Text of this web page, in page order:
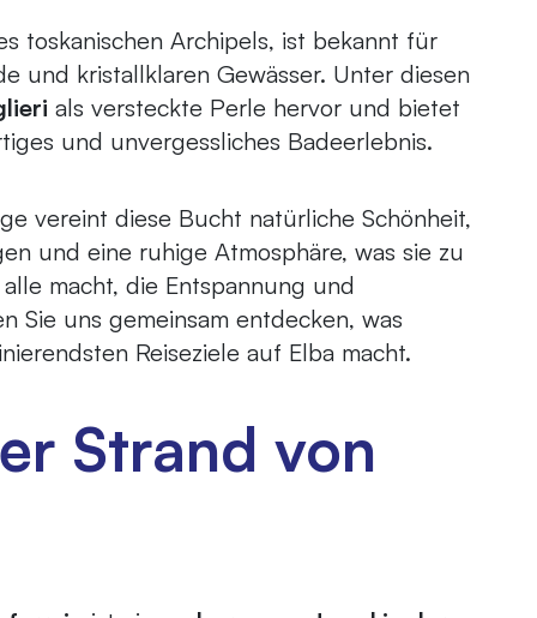
toskanischen Archipels, ist bekannt für
und kristallklaren Gewässer. Unter diesen
als versteckte Perle hervor und bietet
und unvergessliches Badeerlebnis.
vereint diese Bucht natürliche Schönheit,
und eine ruhige Atmosphäre, was sie zu
macht, die Entspannung und
Sie uns gemeinsam entdecken, was
Reiseziele auf Elba macht.
Strand von